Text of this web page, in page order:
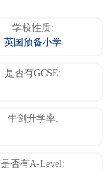
学校性质:
英国预备小学
是否有GCSE:
牛剑升学率:
是否有A-Level: